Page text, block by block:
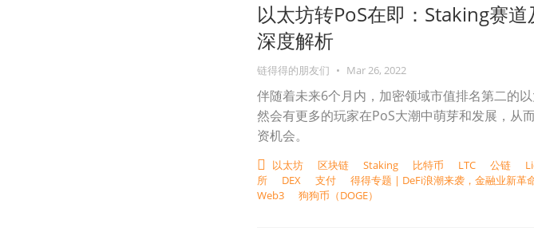
以太坊转PoS在即：Staking赛道
深度解析
链得得的朋友们 • Mar 26, 2022
伴随着未来6个月内，加密领域市值排名第二的
然会有更多的玩家在PoS大潮中萌芽和发展，从
资机会。
以太坊 区块链 Staking 比特币 LTC 公链
所
DEX 支付 得得专题 | DeFi浪潮来袭，金融业新革
Web3
狗狗币（DOGE）